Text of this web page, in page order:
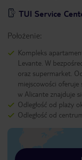
TUI Service
Położenie:
Kompleks
Levante. W
oraz supermarket.
miejscowości
w Alicante znajduje
Odległość od plaży
Odległość od